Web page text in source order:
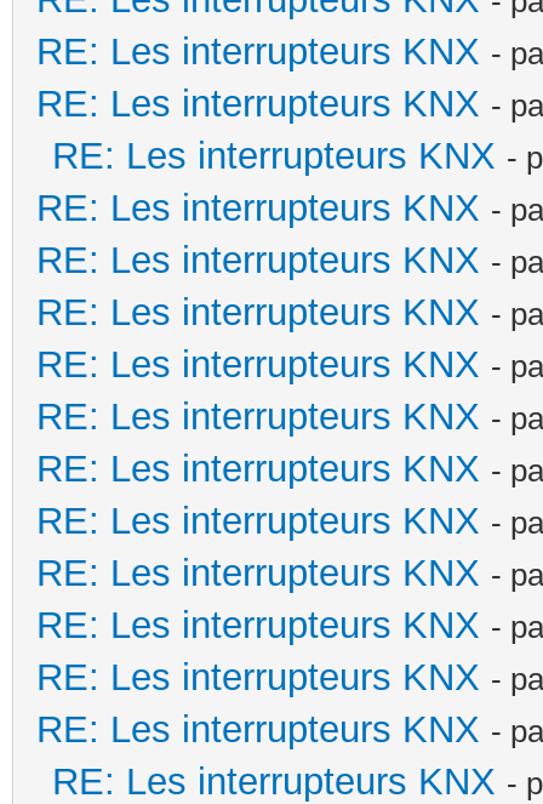
RE: Les interrupteurs KNX -
RE: Les interrupteurs KNX -
RE: Les interrupteurs KNX -
RE: Les interrupteurs KNX -
RE: Les interrupteurs KNX -
RE: Les interrupteurs KNX -
RE: Les interrupteurs KNX -
RE: Les interrupteurs KNX -
RE: Les interrupteurs KNX -
RE: Les interrupteurs KNX -
RE: Les interrupteurs KNX -
RE: Les interrupteurs KNX -
RE: Les interrupteurs KNX -
RE: Les interrupteurs KNX -
RE: Les interrupteurs KNX -